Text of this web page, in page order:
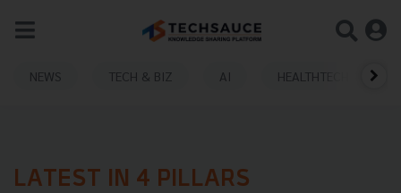
NEWS TECH & BIZ AI HEALTHTECH
LATEST IN 4 PILLARS